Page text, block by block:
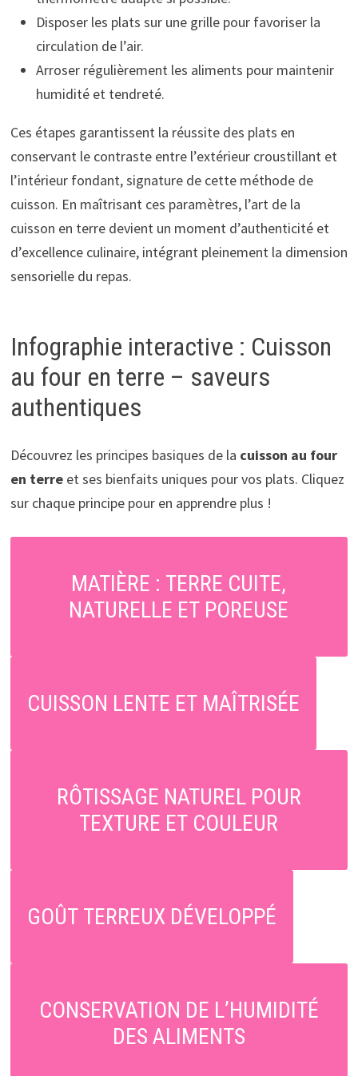
Disposer les plats sur une grille pour favoriser la
circulation de l’air.
Arroser régulièrement les aliments pour maintenir
humidité et tendreté.
Ces étapes garantissent la réussite des plats en
conservant le contraste entre l’extérieur croustillant et
l’intérieur fondant, signature de cette méthode de
cuisson. En maîtrisant ces paramètres, l’art de la
cuisson en terre devient un moment d’authenticité et
d’excellence culinaire, intégrant pleinement la dimension
sensorielle du repas.
Infographie interactive : Cuisson
au four en terre – saveurs
authentiques
Découvrez les principes basiques de la cuisson au four
en terreet ses bienfaits uniques pour vos plats. Cliquez
sur chaque principe pour en apprendre plus !
MATIÈRE : TERRE CUITE,
NATURELLE ET POREUSE
CUISSON LENTE ET MAÎTRISÉE
RÔTISSAGE NATUREL POUR
TEXTURE ET COULEUR
GOÛT TERREUX DÉVELOPPÉ
CONSERVATION DE L’HUMIDITÉ
DES ALIMENTS